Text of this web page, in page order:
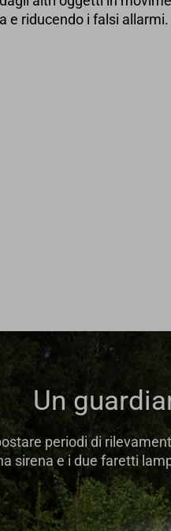
e riducendo i falsi allarmi.
Un
periodi di
sirena e i due faretti